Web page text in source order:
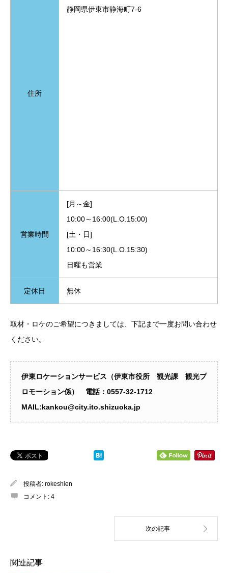
住所
静岡県伊東市静海町7-6
営業時間
[月～金]
10:00～16:00(L.O.15:00)
[土・日]
10:00～16:30(L.O.15:30)
日曜も営業
定休日 無休
取材・ロケのご希望につきましては、下記まで一度お問い合わせ
ください。
伊東ロケーションサービス（伊東市役所 観光課 観光プ
ロモーション係） 電話：0557‐32-1712
MAIL:kankou@city.ito.shizuoka.jp
投稿者: rokeshien
コメント: 4
関連記事